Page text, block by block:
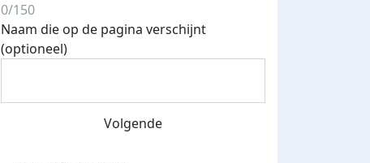
0/150
Naam die op de pagina verschijnt
(optioneel)
Volgende